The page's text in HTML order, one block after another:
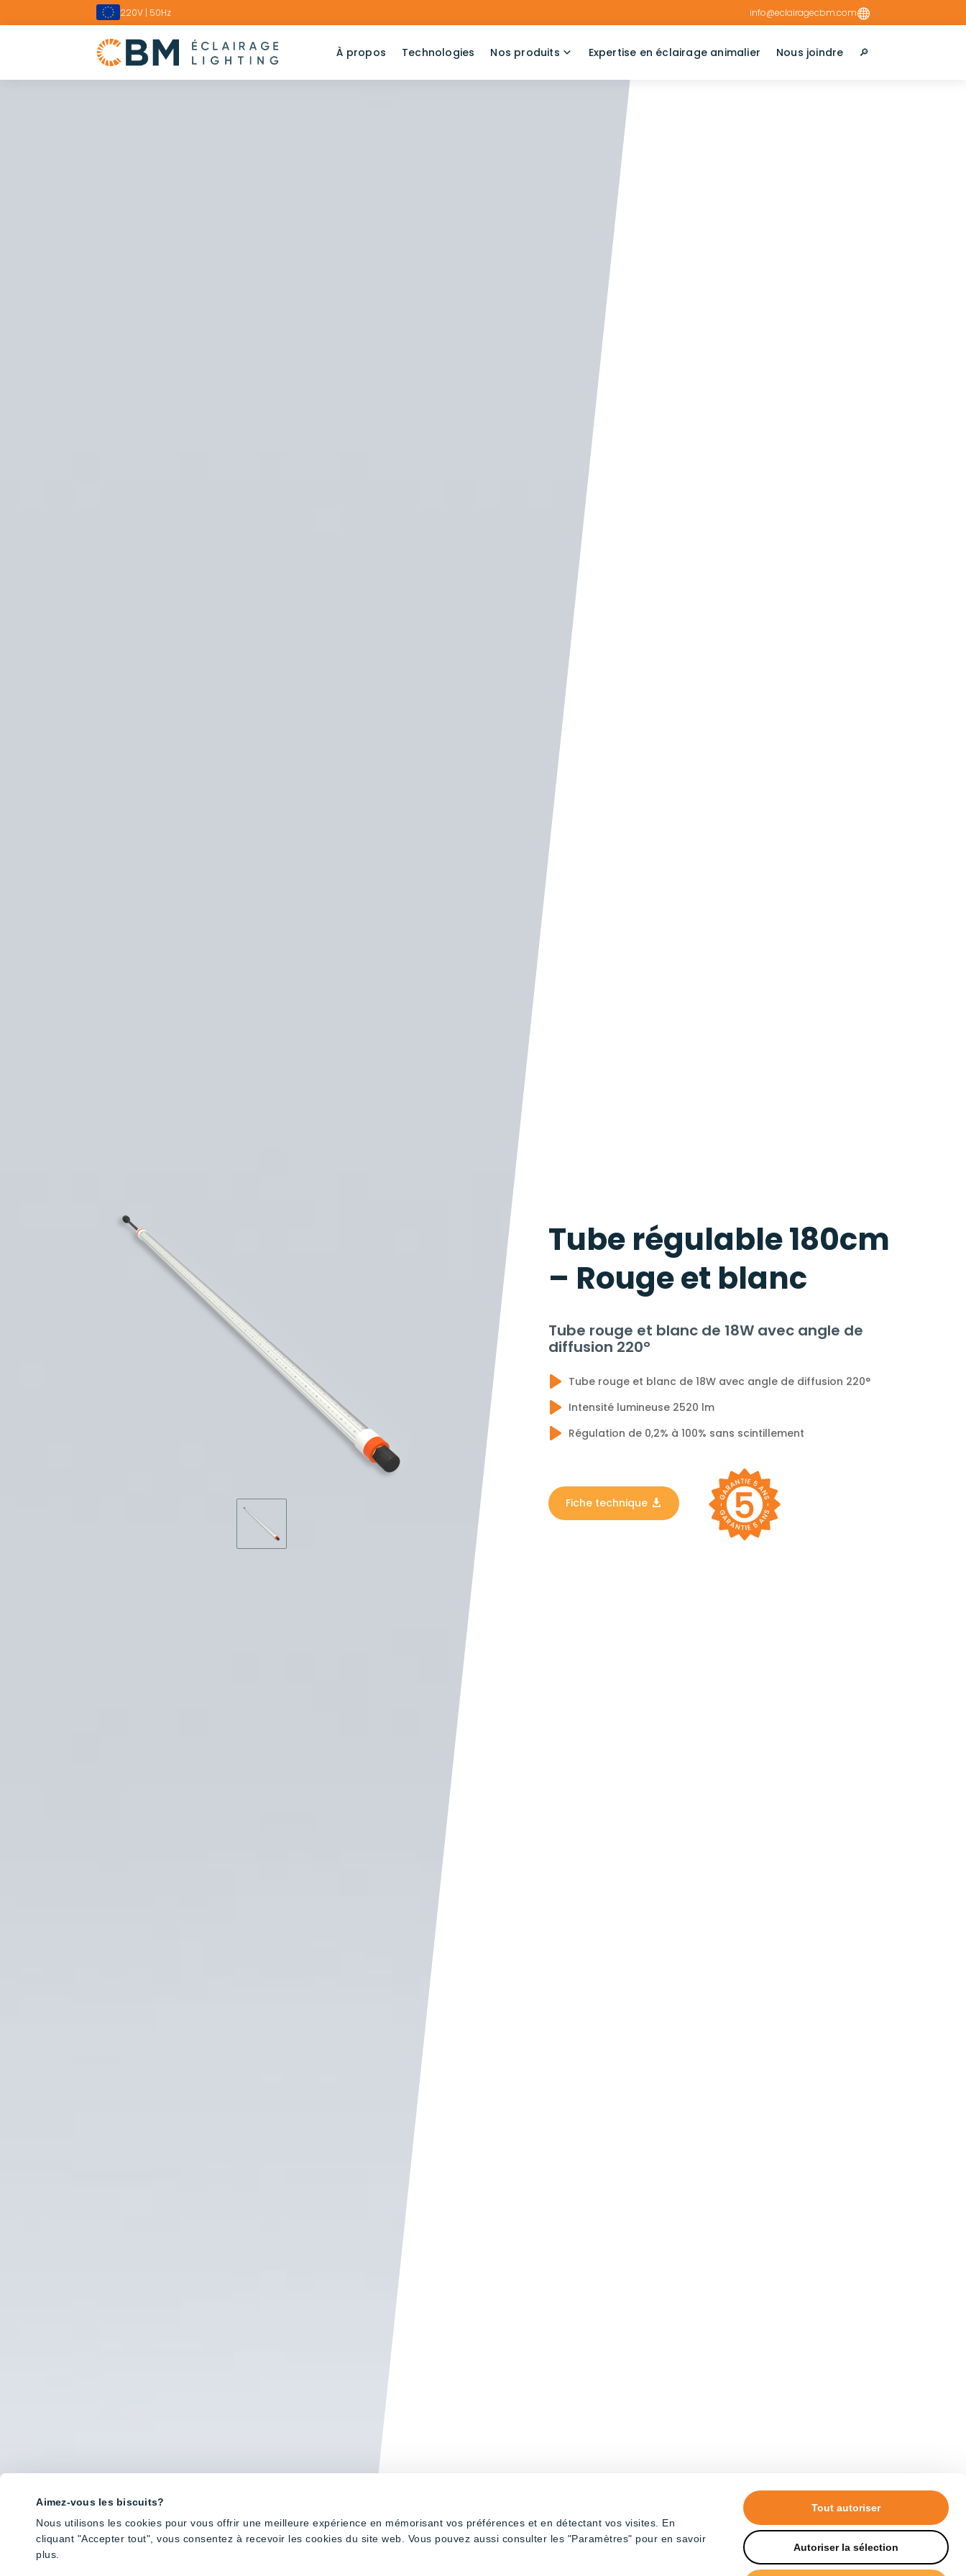
Aimez-vous les biscuits?
Nous utilisons les cookies pour vous offrir une meilleure expérience en mémorisant vos préférences et en détectant vos visites. En
cliquant "Accepter tout", vous consentez à recevoir les cookies du site web. Vous pouvez aussi consulter les "Paramètres" pour en savoir
plus.
Tout autoriser
Autoriser la sélection
220V | 50Hz info@eclairagecbm.com
À propos Technologies Nos produits Expertise en éclairage animalier Nous joindre 🔎︎
Tube régulable 180cm
– Rouge et blanc
Tube rouge et blanc de 18W avec angle de
diffusion 220°
Tube rouge et blanc de 18W avec angle de diffusion 220°
Intensité lumineuse 2520 lm
Régulation de 0,2% à 100% sans scintillement
Fiche technique